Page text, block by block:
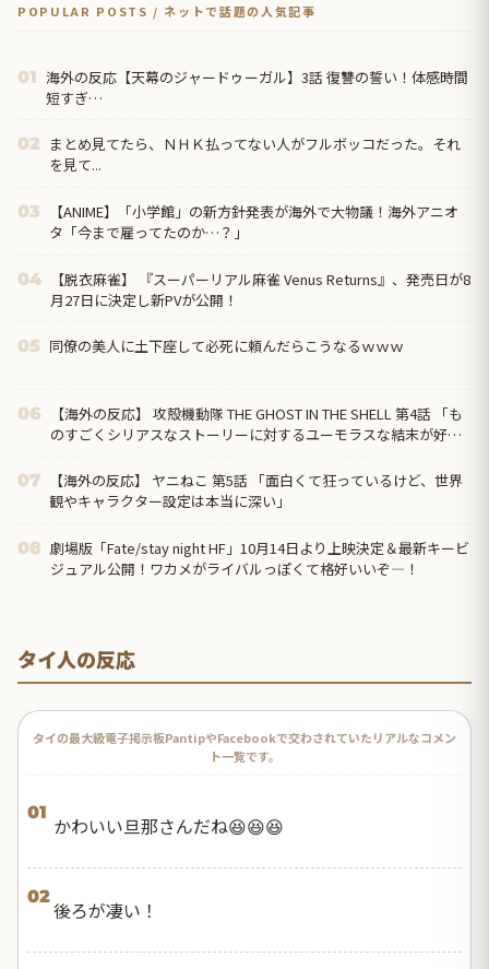
POPULAR POSTS / ネットで話題の人気記事
01 海外の反応【天幕のジャードゥーガル】3話 復讐の誓い！体感時間
短すぎ…
02
まとめ見てたら、ＮＨＫ払ってない人がフルボッコだった。それ
を見て...
03
【ANIME】「小学館」の新方針発表が海外で大物議！海外アニオ
タ「今まで雇ってたのか…？」
04
【脱衣麻雀】 『スーパーリアル麻雀 Venus Returns』、発売日が8
月27日に決定し新PVが公開！
05 同僚の美人に土下座して必死に頼んだらこうなるｗｗｗ
06
【海外の反応】 攻殻機動隊 THE GHOST IN THE SHELL 第4話 「も
のすごくシリアスなストーリーに対するユーモラスな結末が好
07
【海外の反応】 ヤニねこ 第5話 「面白くて狂っているけど、世界
観やキャラクター設定は本当に深い」
08 劇場版「Fate/stay night HF」10月14日より上映決定＆最新キービ
ジュアル公開！ワカメがライバルっぽくて格好いいぞ―！
タイ人の反応
タイの最大級電子掲示板PantipやFacebookで交わされていたリアルなコメン
ト一覧です。
01
かわいい旦那さんだね😆😆😆
02
後ろが凄い！